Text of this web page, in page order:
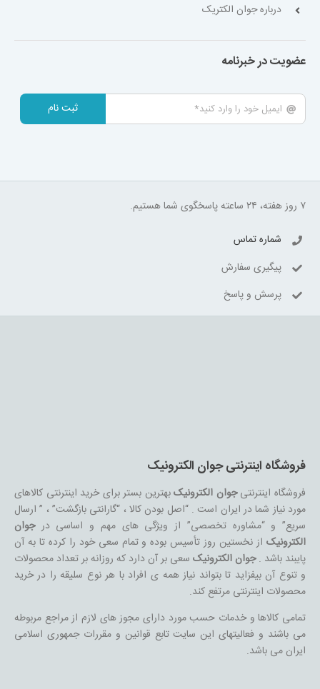
درباره جوان الکتریک
عضویت در خبرنامه
ثبت نام
۷ روز هفته، ۲۴ ساعته پاسخگوی شما هستیم.
شماره تماس
پیگیری سفارش
پرسش و پاسخ
فروشگاه اینترنتی جوان الکترونیک
فروشگاه اینترنتیجوان الکترونیکبهترین بستر برای خرید اینترنتی کالاهای
مورد نیاز شما در ایران است . “اصل بودن کالا ، “گارانتی بازگشت” ، ” ارسال
سریع” و “مشاوره تخصصی” از ویژگی های مهم و اساسی درجوان
الکترونیکاز نخستین روز تأسیس بوده و تمام سعی خود را کرده تا به آن
پایبند باشد .جوان الکترونیکسعی بر آن دارد که روزانه بر تعداد محصولات
و تنوع آن بیفزاید تا بتواند نیاز همه ی افراد با هر نوع سلیقه را در خرید
محصولات اینترنتی مرتفع کند.
تمامی کالاها و خدمات حسب مورد دارای مجوز های لازم از مراجع مربوطه
می باشند و فعالیتهای این سایت تابع قوانین و مقررات جمهوری اسلامی
ایران می باشد.